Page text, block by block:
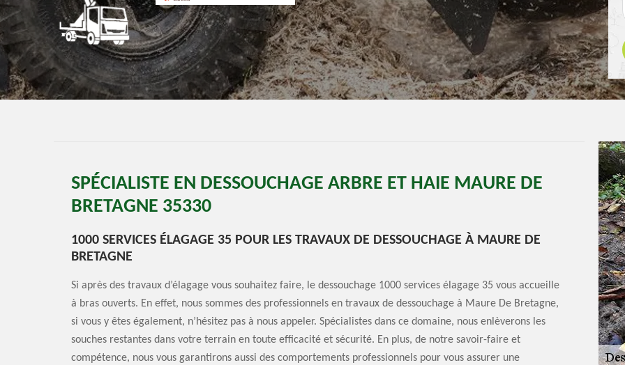
SPÉCIALISTE EN DESSOUCHAGE ARBRE ET HAIE MAURE DE
BRETAGNE 35330
1000 SERVICES ÉLAGAGE 35 POUR LES TRAVAUX DE DESSOUCHAGE À MAURE DE
BRETAGNE
Si après des travaux d’élagage vous souhaitez faire, le dessouchage 1000 services élagage 35 vous accueille
à bras ouverts. En effet, nous sommes des professionnels en travaux de dessouchage à Maure De Bretagne,
si vous y êtes également, n’hésitez pas à nous appeler. Spécialistes dans ce domaine, nous enlèverons les
souches restantes dans votre terrain en toute efficacité et sécurité. En plus, de notre savoir-faire et
compétence, nous vous garantirons aussi des comportements professionnels pour vous assurer une